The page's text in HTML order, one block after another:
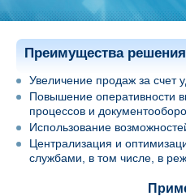
Преимущества решения
Увеличение продаж за счет
Повышение оперативности
процессов и
Использование
Централизация и
службами, в том числе, в